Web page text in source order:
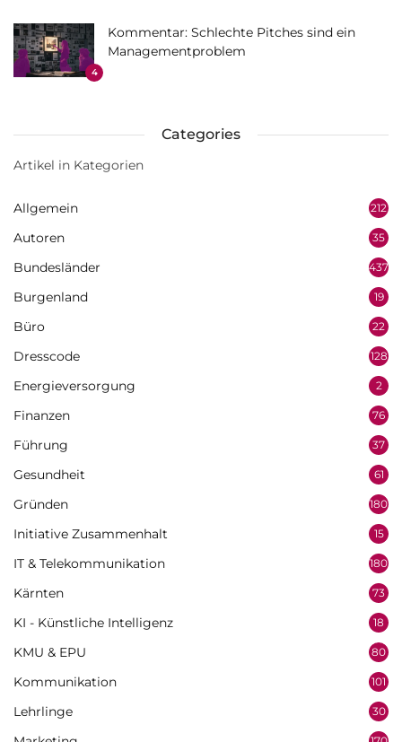
4
Kommentar: Schlechte Pitches sind ein
Managementproblem
Categories
Artikel in Kategorien
Allgemein 212
Autoren 35
Bundesländer 437
Burgenland 19
Büro 22
Dresscode 128
Energieversorgung 2
Finanzen 76
Führung 37
Gesundheit 61
Gründen 180
Initiative Zusammenhalt 15
IT & Telekommunikation 180
Kärnten 73
KI - Künstliche Intelligenz 18
KMU & EPU 80
Kommunikation 101
Lehrlinge 30